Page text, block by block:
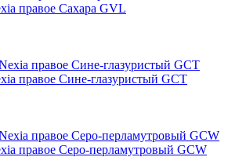
правое Сахара GVL
правое Сине-глазуристый GCT
правое Серо-перламутровый GCW